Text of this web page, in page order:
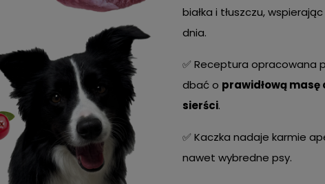
białka i tłuszczu, wspierając
dnia.
✅ Receptura opracowana
dbać o prawidłową masę
sierści.
✅ Kaczka nadaje karmie
nawet wybredne psy.